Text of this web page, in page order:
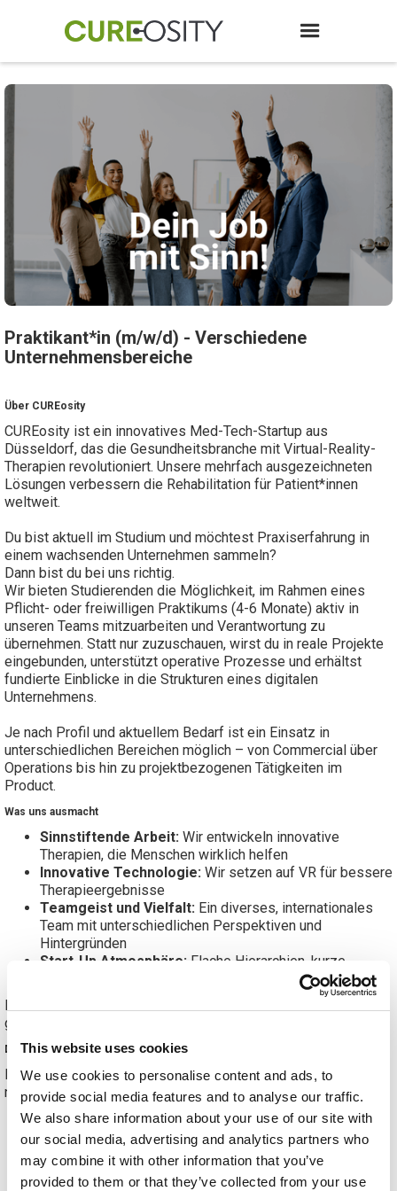
This website uses cookies
We use cookies to personalise content and ads, to
provide social media features and to analyse our traffic.
We also share information about your use of our site with
our social media, advertising and analytics partners who
may combine it with other information that you’ve
provided to them or that they’ve collected from your use
Praktikant*in (m/w/d) - Verschiedene
Unternehmensbereiche
Über CUREosity
CUREosity ist ein innovatives Med-Tech-Startup aus
Düsseldorf, das die Gesundheitsbranche mit Virtual-Reality-
Therapien revolutioniert. Unsere mehrfach ausgezeichneten
Lösungen verbessern die Rehabilitation für Patient*innen
weltweit.
Du bist aktuell im Studium und möchtest Praxiserfahrung in
einem wachsenden Unternehmen sammeln?
Dann bist du bei uns richtig.
Wir bieten Studierenden die Möglichkeit, im Rahmen eines
Pflicht- oder freiwilligen Praktikums (4-6 Monate) aktiv in
unseren Teams mitzuarbeiten und Verantwortung zu
übernehmen. Statt nur zuzuschauen, wirst du in reale Projekte
eingebunden, unterstützt operative Prozesse und erhältst
fundierte Einblicke in die Strukturen eines digitalen
Unternehmens.
Je nach Profil und aktuellem Bedarf ist ein Einsatz in
unterschiedlichen Bereichen möglich – von Commercial über
Operations bis hin zu projektbezogenen Tätigkeiten im
Product.
Was uns ausmacht
Sinnstiftende Arbeit: Wir entwickeln innovative
Therapien, die Menschen wirklich helfen
Innovative Technologie: Wir setzen auf VR für bessere
Therapieergebnisse
Teamgeist und Vielfalt: Ein diverses, internationales
Team mit unterschiedlichen Perspektiven und
Hintergründen
Start-Up Atmosphäre: Flache Hierarchien, kurze
Kommunikationswege und viel Gestaltungsspielraum
Bist du bereit, mit uns die Zukunft der Rehabilitation zu
gestalten?
Deine Mission
Du arbeitest aktiv im Tagesgeschäft mit und unterstützt, je
nach Einsatzbereich, bei:
Strukturierung, Pflege und Analyse von Daten
Optimierung interner Prozesse und Tools
Erstellung von Auswertungen und Dokumentationen
Projektbezogenen Aufgaben in
Commercial,